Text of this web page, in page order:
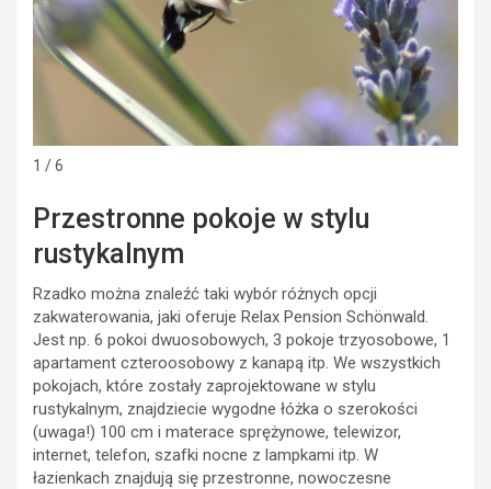
1 / 6
Przestronne pokoje w stylu
rustykalnym
Rzadko można znaleźć taki wybór różnych opcji
zakwaterowania, jaki oferuje Relax Pension Schönwald.
Jest np. 6 pokoi dwuosobowych, 3 pokoje trzyosobowe, 1
apartament czteroosobowy z kanapą itp. We wszystkich
pokojach, które zostały zaprojektowane w stylu
rustykalnym, znajdziecie wygodne łóżka o szerokości
(uwaga!) 100 cm i materace sprężynowe, telewizor,
internet, telefon, szafki nocne z lampkami itp. W
łazienkach znajdują się przestronne, nowoczesne